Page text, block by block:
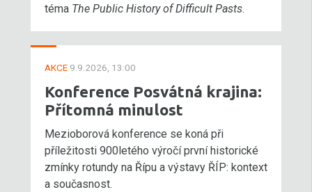
téma The Public History of Difficult Pasts.
AKCE 9.9.2026, 13:00
Konference Posvátná krajina:
Přítomná minulost
Mezioborová konference se koná při
příležitosti 900letého výročí první historické
zmínky rotundy na Řípu a výstavy ŘÍP: kontext
a současnost.